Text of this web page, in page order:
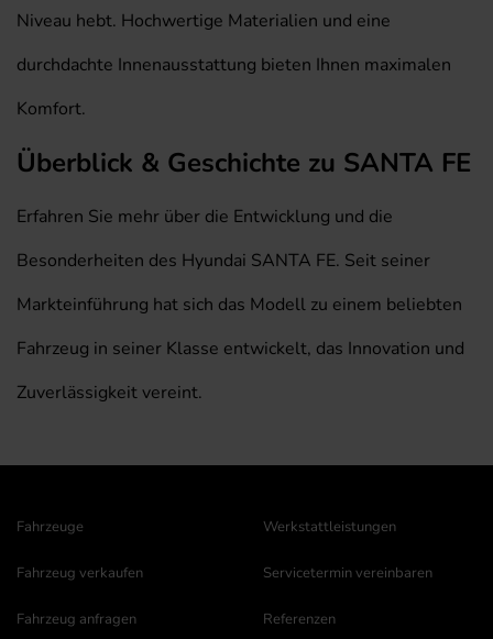
Niveau hebt. Hochwertige Materialien und eine
durchdachte Innenausstattung bieten Ihnen maximalen
Komfort.
Überblick & Geschichte zu SANTA FE
Erfahren Sie mehr über die Entwicklung und die
Besonderheiten des Hyundai SANTA FE. Seit seiner
Markteinführung hat sich das Modell zu einem beliebten
Fahrzeug in seiner Klasse entwickelt, das Innovation und
Zuverlässigkeit vereint.
Fahrzeuge
Fahrzeug verkaufen
Fahrzeug anfragen
Werkstattleistungen
Servicetermin vereinbaren
Referenzen